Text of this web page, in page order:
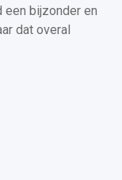
een bijzonder en
dat overal